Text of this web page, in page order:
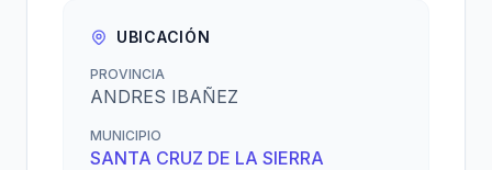
UBICACIÓN
PROVINCIA
ANDRES IBAÑEZ
MUNICIPIO
SANTA CRUZ DE LA SIERRA